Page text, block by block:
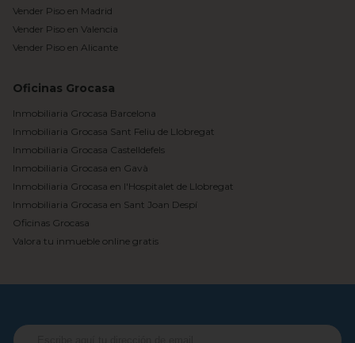
Vender Piso en Madrid
Vender Piso en Valencia
Vender Piso en Alicante
Oficinas Grocasa
Inmobiliaria Grocasa Barcelona
Inmobiliaria Grocasa Sant Feliu de Llobregat
Inmobiliaria Grocasa Castelldefels
Inmobiliaria Grocasa en Gavà
Inmobiliaria Grocasa en l'Hospitalet de Llobregat
Inmobiliaria Grocasa en Sant Joan Despí
Oficinas Grocasa
Valora tu inmueble online gratis